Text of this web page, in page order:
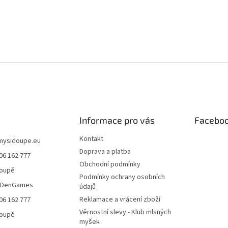
162 777
162 777
Informace pro vás
Kontakt
Doprava a platba
Obchodní podmínky
Podmínky ochrany osobních
údajů
Reklamace a vrácení zboží
Věrnostní slevy - Klub mlsných
myšek